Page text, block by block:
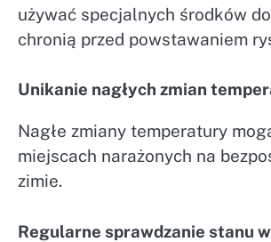
używać specjalnych środków
chronią przed powstawaniem
Unikanie nagłych zmian
Nagłe zmiany temperatury
miejscach narażonych na
zimie.
Regularne sprawdzanie stanu